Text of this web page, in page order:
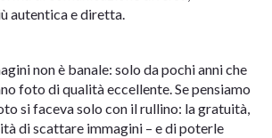
autentica e diretta.
non è banale: solo da pochi anni che
foto di qualità eccellente. Se pensiamo
si faceva solo con il rullino: la gratuità,
di scattare immagini – e di poterle